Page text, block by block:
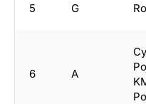
5 G
6 A